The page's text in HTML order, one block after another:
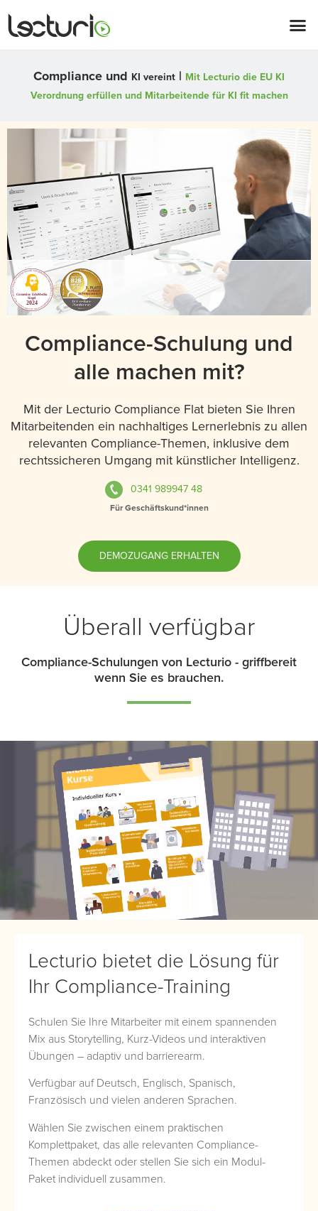
Compliance und KI vereint | Mit Lecturio die EU KI
Verordnung erfüllen und Mitarbeitende für KI fit machen
Compliance-Schulung und
alle machen mit?
Mit der Lecturio Compliance Flat bieten Sie Ihren
Mitarbeitenden ein nachhaltiges Lernerlebnis zu allen
relevanten Compliance-Themen, inklusive dem
rechtssicheren Umgang mit künstlicher Intelligenz.
0341 989947 48
Für Geschäftskund*innen
DEMOZUGANG ERHALTEN
Überall verfügbar
Compliance-Schulungen von Lecturio - griffbereit
wenn Sie es brauchen.
Lecturio bietet die Lösung für
Ihr Compliance-Training
Schulen Sie Ihre Mitarbeiter mit einem spannenden
Mix aus Storytelling, Kurz-Videos und interaktiven
Übungen – adaptiv und barrierearm.
Verfügbar auf Deutsch, Englisch, Spanisch,
Französisch und vielen anderen Sprachen.
Wählen Sie zwischen einem praktischen
Komplettpaket, das alle relevanten Compliance-
Themen abdeckt oder stellen Sie sich ein Modul-
Paket individuell zusammen.